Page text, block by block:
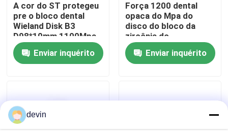
Controle de qualidade
Contacte-nos
Solicite um orçamento
A cor do ST protegeu
pre o bloco dental
Wieland Disk B3
D98*10mm 1100Mpa
da zircônia
Enviar inquérito
Força 1200 dental
opaca do Mpa do
disco do bloco da
zircônia do
laboratório para a
trituração do CAD
CAM
Enviar inquérito
devin